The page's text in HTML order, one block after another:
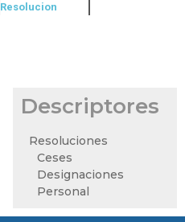
Resolucion
Descriptores
Resoluciones
Ceses
Designaciones
Personal